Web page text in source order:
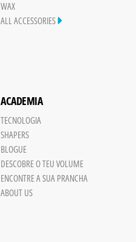
WAX
ALL ACCESSORIES
ACADEMIA
TECNOLOGIA
SHAPERS
BLOGUE
DESCOBRE O TEU VOLUME
ENCONTRE A SUA PRANCHA
ABOUT US